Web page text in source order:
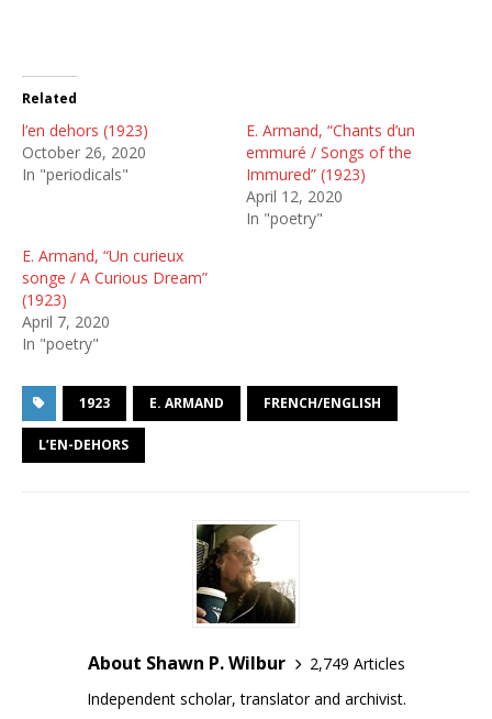
Related
l’en dehors (1923)
October 26, 2020
In "periodicals"
E. Armand, “Chants d’un
emmuré / Songs of the
Immured” (1923)
April 12, 2020
In "poetry"
E. Armand, “Un curieux
songe / A Curious Dream”
(1923)
April 7, 2020
In "poetry"
1923 E. ARMAND FRENCH/ENGLISH
L’EN-DEHORS
About Shawn P. Wilbur
2,749 Articles
Independent scholar, translator and archivist.